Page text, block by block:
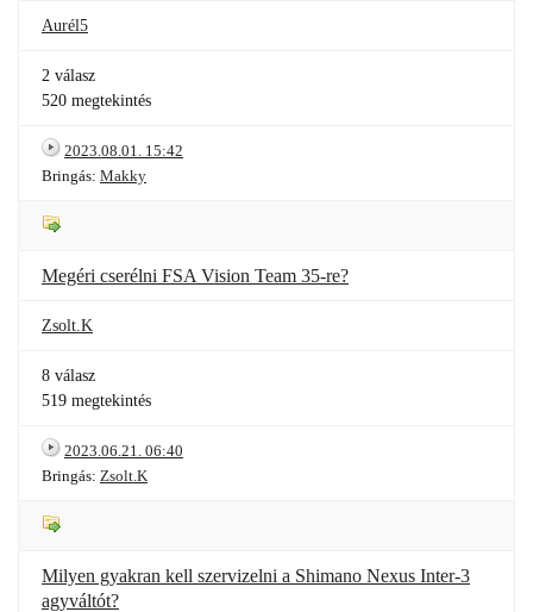
Aurél5
2 válasz
520 megtekintés
2023.08.01. 15:42
Bringás: Makky
Megéri cserélni FSA Vision Team 35-re?
Zsolt.K
8 válasz
519 megtekintés
2023.06.21. 06:40
Bringás: Zsolt.K
Milyen gyakran kell szervizelni a Shimano Nexus Inter-3
agyváltót?